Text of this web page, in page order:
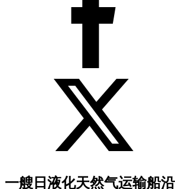
一艘日液化天然气运输船